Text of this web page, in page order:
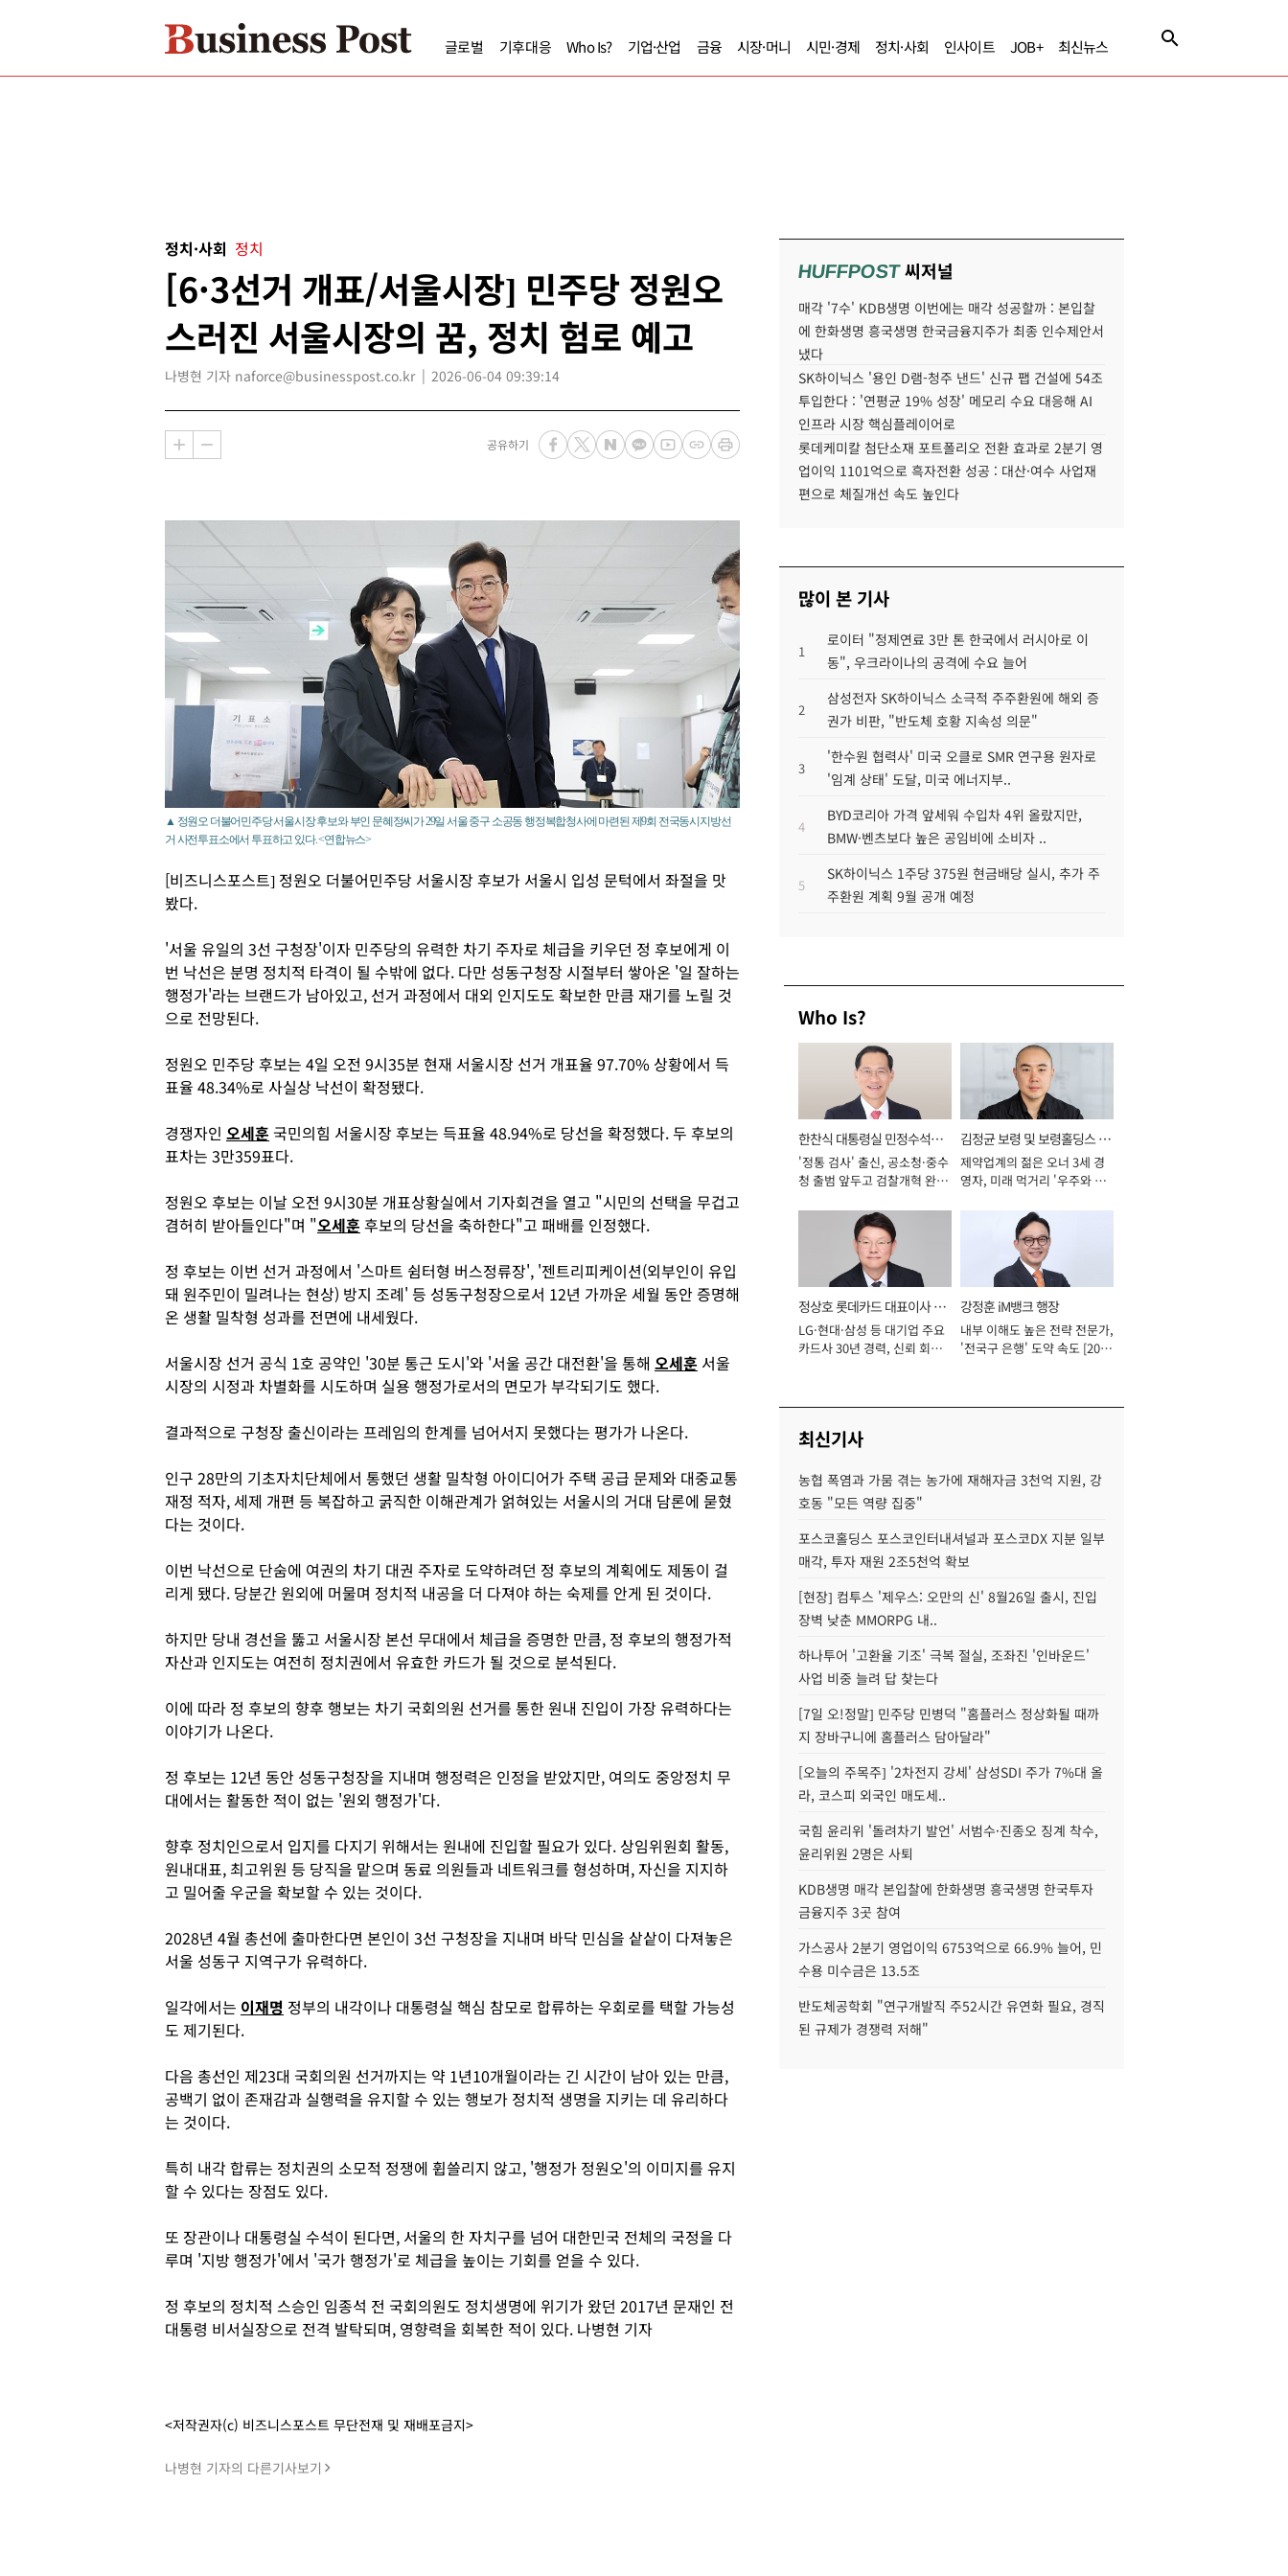
글로벌 기후대응 Who Is? 기업·산업 금융 시장·머니 시민·경제 정치·사회 인사이트 JOB+ 최신뉴스
정치·사회 정치
[6·3선거 개표/서울시장] 민주당 정원오
스러진 서울시장의 꿈, 정치 험로 예고
나병현 기자 naforce@businesspost.co.kr 2026-06-04 09:39:14
공유하기
▲ 정원오 더불어민주당 서울시장 후보와 부인 문혜정씨가 29일 서울 중구 소공동 행정복합청사에 마련된 제9회 전국동시지방선
거 사전투표소에서 투표하고 있다. <연합뉴스>
[비즈니스포스트] 정원오 더불어민주당 서울시장 후보가 서울시 입성 문턱에서 좌절을 맛
봤다.
'서울 유일의 3선 구청장'이자 민주당의 유력한 차기 주자로 체급을 키우던 정 후보에게 이
번 낙선은 분명 정치적 타격이 될 수밖에 없다. 다만 성동구청장 시절부터 쌓아온 '일 잘하는
행정가'라는 브랜드가 남아있고, 선거 과정에서 대외 인지도도 확보한 만큼 재기를 노릴 것
으로 전망된다.
정원오 민주당 후보는 4일 오전 9시35분 현재 서울시장 선거 개표율 97.70% 상황에서 득
표율 48.34%로 사실상 낙선이 확정됐다.
경쟁자인 오세훈 국민의힘 서울시장 후보는 득표율 48.94%로 당선을 확정했다. 두 후보의
표차는 3만359표다.
정원오 후보는 이날 오전 9시30분 개표상황실에서 기자회견을 열고 "시민의 선택을 무겁고
겸허히 받아들인다"며 "오세훈 후보의 당선을 축하한다"고 패배를 인정했다.
정 후보는 이번 선거 과정에서 '스마트 쉼터형 버스정류장', '젠트리피케이션(외부인이 유입
돼 원주민이 밀려나는 현상) 방지 조례' 등 성동구청장으로서 12년 가까운 세월 동안 증명해
온 생활 밀착형 성과를 전면에 내세웠다.
서울시장 선거 공식 1호 공약인 '30분 통근 도시'와 '서울 공간 대전환'을 통해 오세훈 서울
시장의 시정과 차별화를 시도하며 실용 행정가로서의 면모가 부각되기도 했다.
결과적으로 구청장 출신이라는 프레임의 한계를 넘어서지 못했다는 평가가 나온다.
인구 28만의 기초자치단체에서 통했던 생활 밀착형 아이디어가 주택 공급 문제와 대중교통
재정 적자, 세제 개편 등 복잡하고 굵직한 이해관계가 얽혀있는 서울시의 거대 담론에 묻혔
다는 것이다.
이번 낙선으로 단숨에 여권의 차기 대권 주자로 도약하려던 정 후보의 계획에도 제동이 걸
리게 됐다. 당분간 원외에 머물며 정치적 내공을 더 다져야 하는 숙제를 안게 된 것이다.
하지만 당내 경선을 뚫고 서울시장 본선 무대에서 체급을 증명한 만큼, 정 후보의 행정가적
자산과 인지도는 여전히 정치권에서 유효한 카드가 될 것으로 분석된다.
이에 따라 정 후보의 향후 행보는 차기 국회의원 선거를 통한 원내 진입이 가장 유력하다는
이야기가 나온다.
정 후보는 12년 동안 성동구청장을 지내며 행정력은 인정을 받았지만, 여의도 중앙정치 무
대에서는 활동한 적이 없는 '원외 행정가'다.
향후 정치인으로서 입지를 다지기 위해서는 원내에 진입할 필요가 있다. 상임위원회 활동,
원내대표, 최고위원 등 당직을 맡으며 동료 의원들과 네트워크를 형성하며, 자신을 지지하
고 밀어줄 우군을 확보할 수 있는 것이다.
2028년 4월 총선에 출마한다면 본인이 3선 구청장을 지내며 바닥 민심을 샅샅이 다져놓은
서울 성동구 지역구가 유력하다.
일각에서는 이재명 정부의 내각이나 대통령실 핵심 참모로 합류하는 우회로를 택할 가능성
도 제기된다.
다음 총선인 제23대 국회의원 선거까지는 약 1년10개월이라는 긴 시간이 남아 있는 만큼,
공백기 없이 존재감과 실행력을 유지할 수 있는 행보가 정치적 생명을 지키는 데 유리하다
는 것이다.
특히 내각 합류는 정치권의 소모적 정쟁에 휩쓸리지 않고, '행정가 정원오'의 이미지를 유지
할 수 있다는 장점도 있다.
또 장관이나 대통령실 수석이 된다면, 서울의 한 자치구를 넘어 대한민국 전체의 국정을 다
루며 '지방 행정가'에서 '국가 행정가'로 체급을 높이는 기회를 얻을 수 있다.
정 후보의 정치적 스승인 임종석 전 국회의원도 정치생명에 위기가 왔던 2017년 문재인 전
대통령 비서실장으로 전격 발탁되며, 영향력을 회복한 적이 있다. 나병현 기자
<저작권자(c) 비즈니스포스트 무단전재 및 재배포금지>
나병현 기자의 다른기사보기
HUFFPOST씨저널
매각 '7수' KDB생명 이번에는 매각 성공할까 : 본입찰
에 한화생명 흥국생명 한국금융지주가 최종 인수제안서
냈다
SK하이닉스 '용인 D램-청주 낸드' 신규 팹 건설에 54조
투입한다 : '연평균 19% 성장' 메모리 수요 대응해 AI
인프라 시장 핵심플레이어로
롯데케미칼 첨단소재 포트폴리오 전환 효과로 2분기 영
업이익 1101억으로 흑자전환 성공 : 대산·여수 사업재
편으로 체질개선 속도 높인다
많이 본 기사
1
로이터 "정제연료 3만 톤 한국에서 러시아로 이
동", 우크라이나의 공격에 수요 늘어
2
삼성전자 SK하이닉스 소극적 주주환원에 해외 증
권가 비판, "반도체 호황 지속성 의문"
3
'한수원 협력사' 미국 오클로 SMR 연구용 원자로
'임계 상태' 도달, 미국 에너지부..
4
BYD코리아 가격 앞세워 수입차 4위 올랐지만,
BMW·벤츠보다 높은 공임비에 소비자 ..
5
SK하이닉스 1주당 375원 현금배당 실시, 추가 주
주환원 계획 9월 공개 예정
Who Is?
한찬식 대통령실 민정수석비
서관
'정통 검사' 출신, 공소청·중수
청 출범 앞두고 검찰개혁 완수
김정균 보령 및 보령홀딩스 대
표이사 사장
제약업계의 젊은 오너 3세 경
영자, 미래 먹거리 '우주와 헬
정상호 롯데카드 대표이사 사
장
LG·현대·삼성 등 대기업 주요
카드사 30년 경력, 신뢰 회복
강정훈 iM뱅크 행장
내부 이해도 높은 전략 전문가,
'전국구 은행' 도약 속도 [2026
최신기사
농협 폭염과 가뭄 겪는 농가에 재해자금 3천억 지원, 강
호동 "모든 역량 집중"
포스코홀딩스 포스코인터내셔널과 포스코DX 지분 일부
매각, 투자 재원 2조5천억 확보
[현장] 컴투스 '제우스: 오만의 신' 8월26일 출시, 진입
장벽 낮춘 MMORPG 내..
하나투어 '고환율 기조' 극복 절실, 조좌진 '인바운드'
사업 비중 늘려 답 찾는다
[7일 오!정말] 민주당 민병덕 "홈플러스 정상화될 때까
지 장바구니에 홈플러스 담아달라"
[오늘의 주목주] '2차전지 강세' 삼성SDI 주가 7%대 올
라, 코스피 외국인 매도세..
국힘 윤리위 '돌려차기 발언' 서범수·진종오 징계 착수,
윤리위원 2명은 사퇴
KDB생명 매각 본입찰에 한화생명 흥국생명 한국투자
금융지주 3곳 참여
가스공사 2분기 영업이익 6753억으로 66.9% 늘어, 민
수용 미수금은 13.5조
반도체공학회 "연구개발직 주52시간 유연화 필요, 경직
된 규제가 경쟁력 저해"